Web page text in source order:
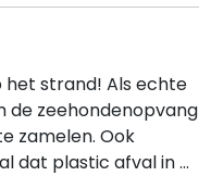
het strand! Als echte
de zeehondenopvang
zamelen. Ook
dat plastic afval in ...